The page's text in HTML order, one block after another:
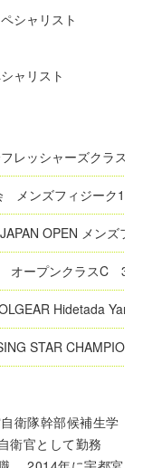
シャリスト
ャリスト
レッシャーズクラス
メンズフィジーク
OPEN メンズフィ
オープンクラスC 3位
Hidetada
STAR
衛隊幹部候補生学
衛官として勤務